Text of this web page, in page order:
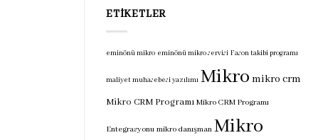
ETIKETLER
eminönü mikro eminönü mikro servisi Fason takibi programı
maliyet muhasebesi yazılımı Mikro mikro crm
Mikro CRM Programı Mikro CRM Programı
Entegrasyonu mikro danışman Mikro